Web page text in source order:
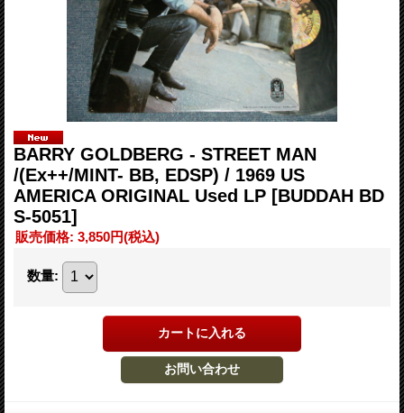
BARRY GOLDBERG - STREET MAN
/(Ex++/MINT- BB, EDSP) / 1969 US
AMERICA ORIGINAL Used LP [BUDDAH BD
S-5051]
販売価格: 3,850円(税込)
数量: